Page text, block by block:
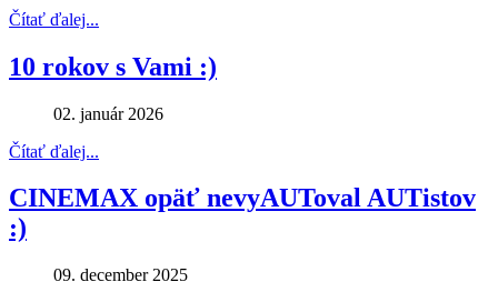
Čítať ďalej...
10 rokov s Vami :)
02. január 2026
Čítať ďalej...
CINEMAX opäť nevyAUToval AUTistov
:)
09. december 2025